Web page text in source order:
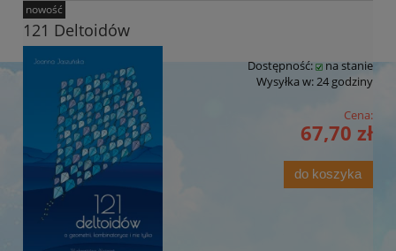
121 Deltoidów
Dostępność:
na stanie
Wysyłka w:24 godziny
Cena:
67,70 zł
do koszyka
nowość